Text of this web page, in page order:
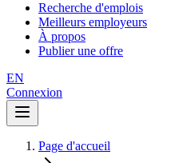
Recherche d'emplois
Meilleurs employeurs
À propos
Publier une offre
EN
Connexion
Page d'accueil